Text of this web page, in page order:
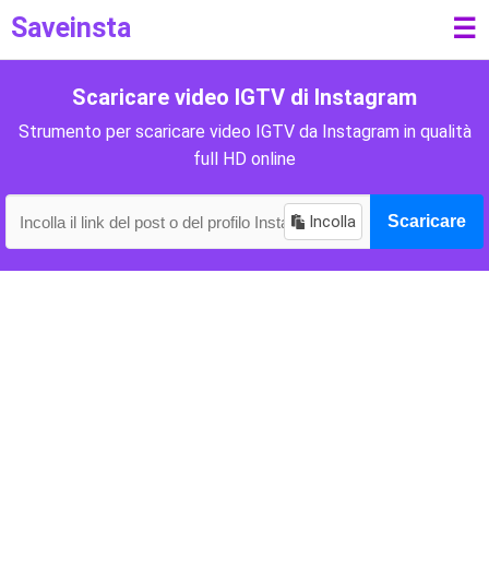
Saveinsta ☰
Scaricare video IGTV di Instagram
Strumento per scaricare video IGTV da Instagram in qualità
full HD online
Incolla Scaricare